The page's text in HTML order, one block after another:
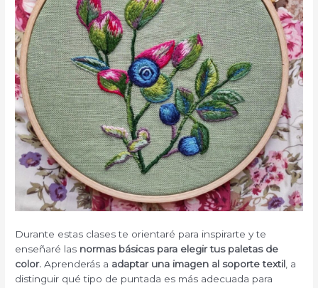
Durante estas clases te orientaré para inspirarte y te
enseñaré las normas básicas para elegir tus paletas de
color. Aprenderás a adaptar una imagen al soporte textil , a
distinguir qué tipo de puntada es más adecuada para